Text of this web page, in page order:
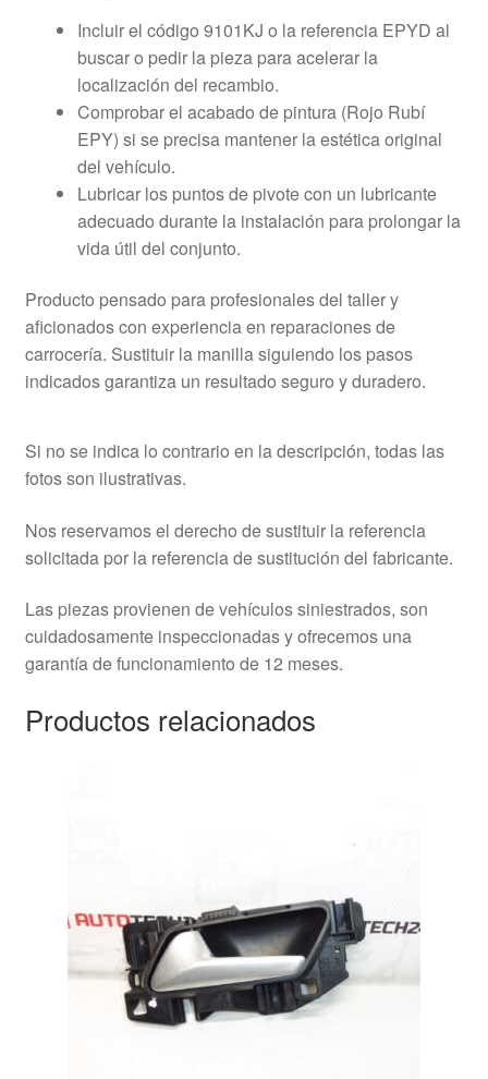
Incluir el código 9101KJ o la referencia EPYD al
buscar o pedir la pieza para acelerar la
localización del recambio.
Comprobar el acabado de pintura (Rojo Rubí
EPY) si se precisa mantener la estética original
del vehículo.
Lubricar los puntos de pivote con un lubricante
adecuado durante la instalación para prolongar la
vida útil del conjunto.
Producto pensado para profesionales del taller y
aficionados con experiencia en reparaciones de
carrocería. Sustituir la manilla siguiendo los pasos
indicados garantiza un resultado seguro y duradero.
Si no se indica lo contrario en la descripción, todas las
fotos son ilustrativas.
Nos reservamos el derecho de sustituir la referencia
solicitada por la referencia de sustitución del fabricante.
Las piezas provienen de vehículos siniestrados, son
cuidadosamente inspeccionadas y ofrecemos una
garantía de funcionamiento de 12 meses.
Productos relacionados